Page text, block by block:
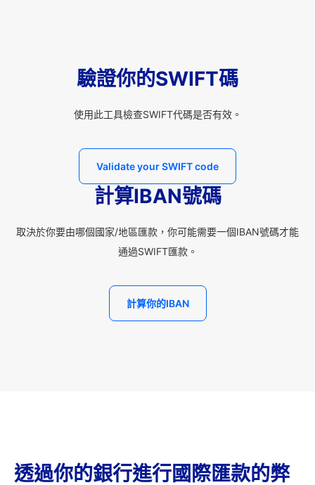
驗證你的SWIFT碼
使用此工具檢查SWIFT代碼是否有效。
Validate your SWIFT code
計算IBAN號碼
取決於你要由哪個國家/地區匯款，你可能需要一個IBAN號碼才能
通過SWIFT匯款。
計算你的IBAN
透過你的銀行進行國際匯款的弊